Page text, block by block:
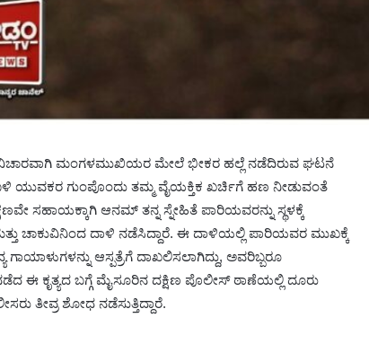
ಮಂಗಳಮುಖಿಯರ ಮೇಲೆ ಭೀಕರ ಹಲ್ಲೆ ನಡೆದಿರುವ ಘಟನೆ
ಗುಂಪೊಂದು ತಮ್ಮ ವೈಯಕ್ತಿಕ ಖರ್ಚಿಗೆ ಹಣ ನೀಡುವಂತೆ
ಸಹಾಯಕ್ಕಾಗಿ ಆನಮ್ ತನ್ನ ಸ್ನೇಹಿತೆ ಪಾರಿಯವರನ್ನು ಸ್ಥಳಕ್ಕೆ
ಚಾಕುವಿನಿಂದ ದಾಳಿ ನಡೆಸಿದ್ದಾರೆ. ಈ ದಾಳಿಯಲ್ಲಿ ಪಾರಿಯವರ ಮುಖಕ್ಕೆ
ಆಸ್ಪತ್ರೆಗೆ ದಾಖಲಿಸಲಾಗಿದ್ದು, ಅವರಿಬ್ಬರೂ
ಈ ಕೃತ್ಯದ ಬಗ್ಗೆ ಮೈಸೂರಿನ ದಕ್ಷಿಣ ಪೊಲೀಸ್ ಠಾಣೆಯಲ್ಲಿ ದೂರು
ತೀವ್ರ ಶೋಧ ನಡೆಸುತ್ತಿದ್ದಾರೆ.